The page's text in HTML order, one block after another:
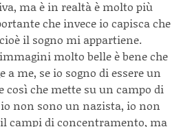
ma è in realtà è molto più
che invece io capisca che
il sogno mi appartiene.
molto belle è bene che
a me, se io sogno di essere un
così che mette su un campo di
non sono un nazista, io non
campi di concentramento, ma